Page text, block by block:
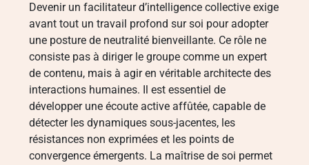
Devenir un facilitateur d’intelligence collective exige
avant tout un travail profond sur soi pour adopter
une posture de neutralité bienveillante. Ce rôle ne
consiste pas à diriger le groupe comme un expert
de contenu, mais à agir en véritable architecte des
interactions humaines. Il est essentiel de
développer une écoute active affûtée, capable de
détecter les dynamiques sous-jacentes, les
résistances non exprimées et les points de
convergence émergents. La maîtrise de soi permet